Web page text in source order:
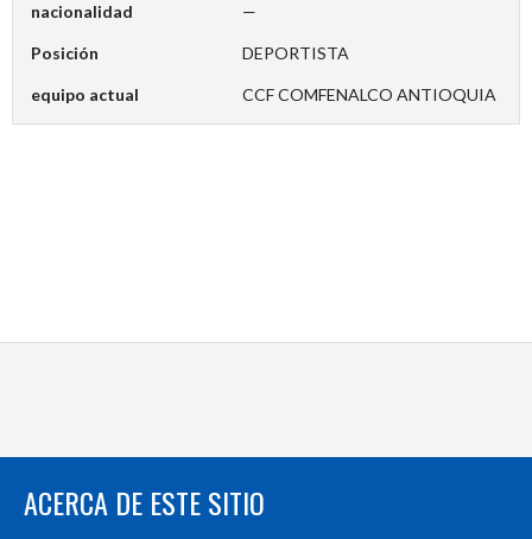
nacionalidad —
Posición DEPORTISTA
equipo actual CCF COMFENALCO ANTIOQUIA
ACERCA DE ESTE SITIO